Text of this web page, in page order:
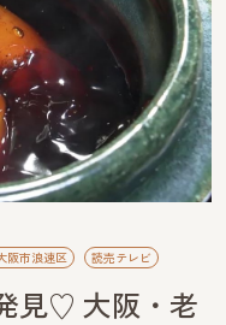
阪市浪速区 読売テレビ
見♡ 大阪・老